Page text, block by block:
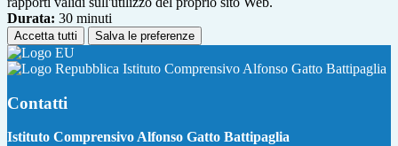
Durata: 30 minuti
Accetta tutti Salva le preferenze
Istituto Comprensivo Alfonso Gatto Battipaglia
Contatti
Istituto Comprensivo Alfonso Gatto Battipaglia